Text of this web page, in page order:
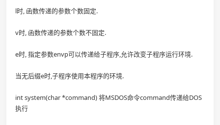
l时, 函数传递的参数个数固定.
v时, 函数传递的参数个数不固定.
e时, 指定参数envp可以传递给子程序,允许改变子程序运行环境.
当无后缀e时,子程序使用本程序的环境.
int system(char *command) 将MSDOS命令command传递给DOS
执行